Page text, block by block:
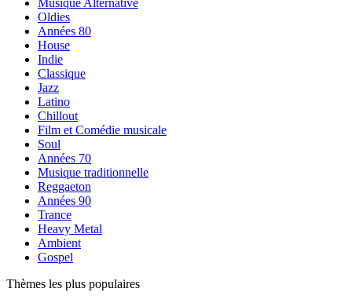
Musique Alternative
Oldies
Années 80
House
Indie
Classique
Jazz
Latino
Chillout
Film et Comédie musicale
Soul
Années 70
Musique traditionnelle
Reggaeton
Années 90
Trance
Heavy Metal
Ambient
Gospel
Thèmes les plus populaires